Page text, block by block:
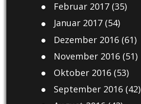
Februar 2017(35)
Januar 2017(54)
Dezember 2016(61)
November 2016(51)
Oktober 2016(53)
September 2016(42)